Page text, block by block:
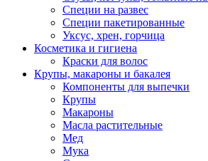
Специи на развес
Специи пакетированные
Уксус, хрен, горчица
Косметика и гигиена
Краски для волос
Крупы, макароны и бакалея
Компоненты для выпечки
Крупы
Макароны
Масла растительные
Мед
Мука